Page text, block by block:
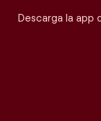
Descarga la app